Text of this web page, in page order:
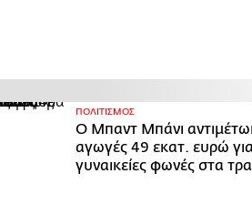
ΠΟΛΙΤΙΣΜΟΣ
Ο Μπαντ Μπάνι
αγωγές 49 εκατ. ευρώ
γυναικείες φωνές στα